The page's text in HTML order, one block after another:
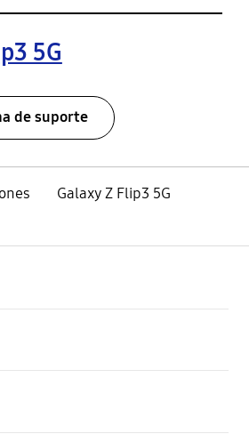
5G
de suporte
Galaxy Z Flip3 5G